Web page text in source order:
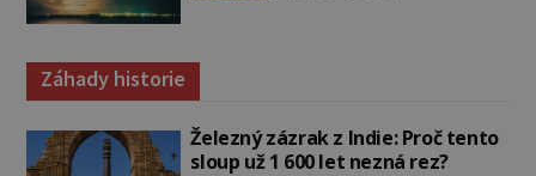
Záhady historie
Železný zázrak z Indie: Proč tento
sloup už 1 600 let nezná rez?